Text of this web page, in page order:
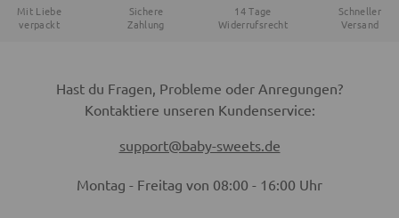
Mit Liebe
verpackt
Sichere
Zahlung
14 Tage
Widerrufsrecht
Schneller
Versand
Hast du Fragen, Probleme oder Anregungen?
Kontaktiere unseren Kundenservice:
support@baby-sweets.de
Montag - Freitag von 08:00 - 16:00 Uhr